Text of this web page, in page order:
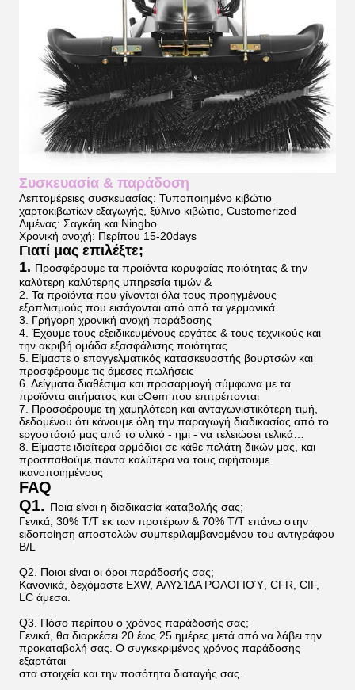
Συσκευασία & παράδοση
Λεπτομέρειες συσκευασίας: Τυποποιημένο κιβώτιο
χαρτοκιβωτίων εξαγωγής, ξύλινο κιβώτιο, Customerized
Λιμένας: Σαγκάη και Ningbo
Χρονική ανοχή: Περίπου 15-20days
Γιατί μας επιλέξτε;
1. Προσφέρουμε τα προϊόντα κορυφαίας ποιότητας & την
καλύτερη καλύτερης υπηρεσία τιμών &
2. Τα προϊόντα που γίνονται όλα τους προηγμένους
εξοπλισμούς που εισάγονται από από τα γερμανικά
3. Γρήγορη χρονική ανοχή παράδοσης
4. Έχουμε τους εξειδικευμένους εργάτες & τους τεχνικούς και
την ακριβή ομάδα εξασφάλισης ποιότητας
5. Είμαστε ο επαγγελματικός κατασκευαστής βουρτσών και
προσφέρουμε τις άμεσες πωλήσεις
6. Δείγματα διαθέσιμα και προσαρμογή σύμφωνα με τα
προϊόντα αιτήματος και cOem που επιτρέπονται
7. Προσφέρουμε τη χαμηλότερη και ανταγωνιστικότερη τιμή,
δεδομένου ότι κάνουμε όλη την παραγωγή διαδικασίας από το
εργοστάσιό μας από το υλικό - ημι - να τελειώσει τελικά…
8. Είμαστε ιδιαίτερα αρμόδιοι σε κάθε πελάτη δικών μας, και
προσπαθούμε πάντα καλύτερα να τους αφήσουμε
ικανοποιημένους
FAQ
Q1. Ποια είναι η διαδικασία καταβολής σας;
Γενικά, 30% T/T εκ των προτέρων & 70% T/T επάνω στην
ειδοποίηση αποστολών συμπεριλαμβανομένου του αντιγράφου
B/L
Q2. Ποιοι είναι οι όροι παράδοσής σας;
Κανονικά, δεχόμαστε EXW, ΑΛΥΣΊΔΑ ΡΟΛΟΓΙΟΎ, CFR, CIF,
LC άμεσα.
Q3. Πόσο περίπου ο χρόνος παράδοσής σας;
Γενικά, θα διαρκέσει 20 έως 25 ημέρες μετά από να λάβει την
προκαταβολή σας. Ο συγκεκριμένος χρόνος παράδοσης
εξαρτάται
στα στοιχεία και την ποσότητα διαταγής σας.